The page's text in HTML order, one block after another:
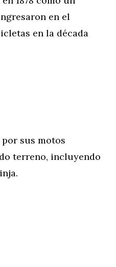
en el
en la década
sus motos
terreno, incluyendo